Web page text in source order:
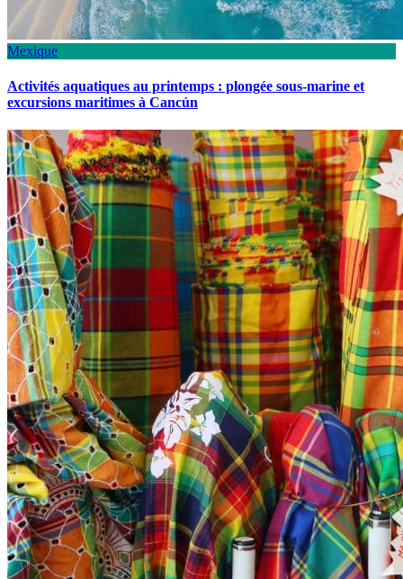
Mexique
Activités aquatiques au printemps : plongée sous-marine et
excursions maritimes à Cancún